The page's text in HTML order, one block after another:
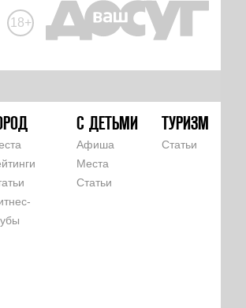
18+
С ДЕТЬМИ
Афиша
Места
Статьи
ТУРИЗМ
Статьи